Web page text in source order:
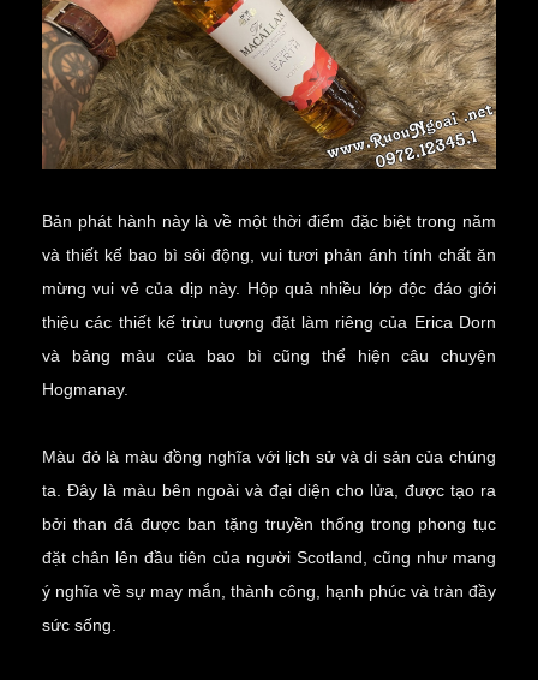
Bản phát hành này là về một thời điểm đặc biệt trong năm
và thiết kế bao bì sôi động, vui tươi phản ánh tính chất ăn
mừng vui vẻ của dịp này. Hộp quà nhiều lớp độc đáo giới
thiệu các thiết kế trừu tượng đặt làm riêng của Erica Dorn
và bảng màu của bao bì cũng thể hiện câu chuyện
Hogmanay.
Màu đỏ là màu đồng nghĩa với lịch sử và di sản của chúng
ta. Đây là màu bên ngoài và đại diện cho lửa, được tạo ra
bởi than đá được ban tặng truyền thống trong phong tục
đặt chân lên đầu tiên của người Scotland, cũng như mang
ý nghĩa về sự may mắn, thành công, hạnh phúc và tràn đầy
sức sống.